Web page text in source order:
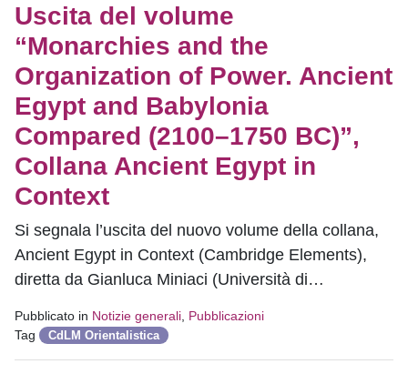
Uscita del volume
“Monarchies and the
Organization of Power. Ancient
Egypt and Babylonia
Compared (2100–1750 BC)”,
Collana Ancient Egypt in
Context
Si segnala l’uscita del nuovo volume della collana,
Ancient Egypt in Context (Cambridge Elements),
diretta da Gianluca Miniaci (Università di…
Pubblicato in Notizie generali Pubblicazioni
Tag
CdLM Orientalistica